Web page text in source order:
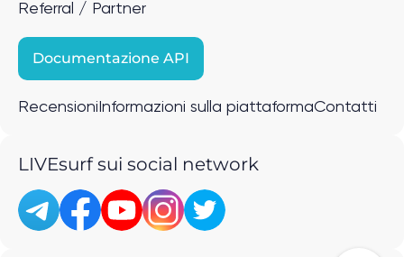
Referral / Partner
Documentazione API
Recensioni Informazioni sulla piattaformaContatti
LIVEsurf sui social network